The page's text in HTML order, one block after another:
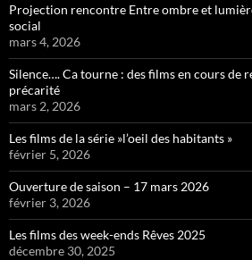
Projection rencontre Entre ombre et
social
mars 4, 2026
Silence…. Ca tourne : des films en cours de
précarité
mars 2, 2026
Les films de la série »l’oeil des habitants »
février 5, 2026
Ouverture de saison – 17 mars 2026
février 3, 2026
Les films des week-ends Rêves 2025
décembre 30, 2025